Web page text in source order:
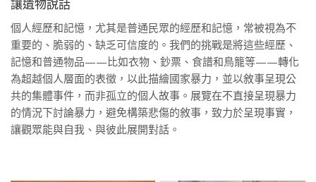
讓遺物說話
個人經歷和記憶，尤其是普通民眾的經歷和記憶，常被視為不
重要的、脆弱的、缺乏可信度的。我們的挑戰是將這些經歷、
記憶和普通物品——比如衣物、鈔票、食譜和鳥籠等——轉化
為超越個人層面的表徵，以此描繪國家暴力，並以敘事呈現公
共的集體事件，而非孤立的個人故事。展覽在不直接呈現暴力
的情況下討論暴力，避免構築悲傷的敘事，致力於呈現事實，
讓觀眾能與自我、與彼此展開對話。